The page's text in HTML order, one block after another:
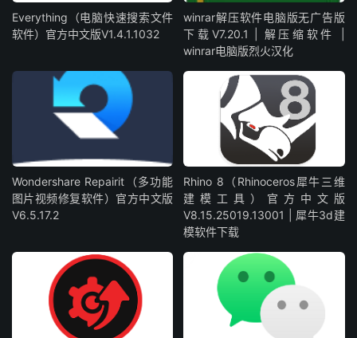
Everything（电脑快速搜索文件
软件）官方中文版V1.4.1.1032
winrar解压软件电脑版无广告版
下载V7.20.1 | 解压缩软件 |
winrar电脑版烈火汉化
Wondershare Repairit（多功能
图片视频修复软件）官方中文版
V6.5.17.2
Rhino 8（Rhinoceros犀牛三维
建模工具）官方中文版
V8.15.25019.13001 | 犀牛3d建
模软件下载